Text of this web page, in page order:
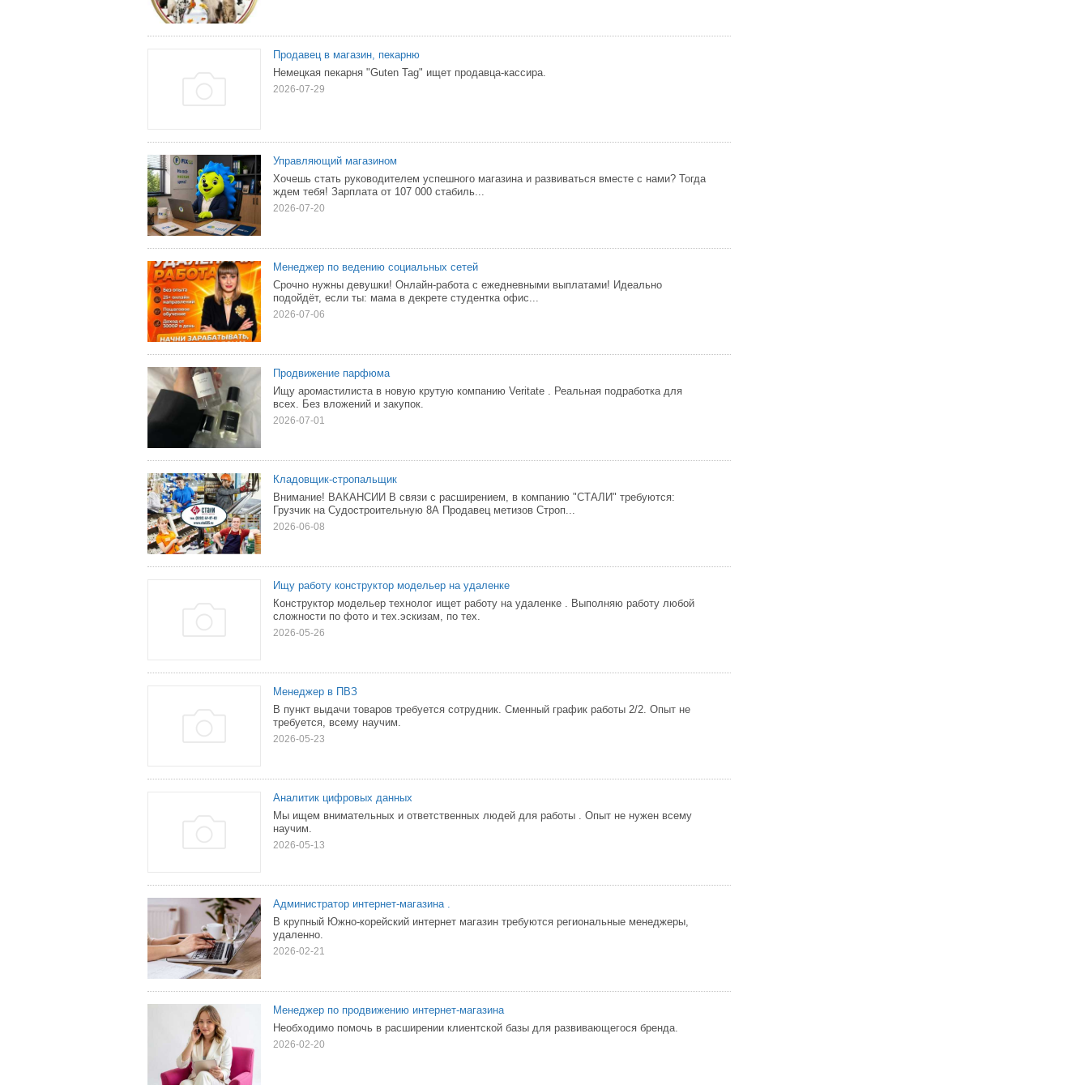
Продавец в магазин, пекарню
Немецкая пекарня "Gutеn Tag" ищет продавца-кассира.
2026-07-29
Управляющий магазином
Хочешь стать руководителем успешного магазина и развиваться вместе с нами? Тогда
ждем тебя! Зарплата от 107 000 стабиль...
2026-07-20
Менеджер по ведению социальных сетей
Срочно нужны девушки! Онлайн-работа с ежедневными выплатами! Идеально
подойдёт, если ты: мама в декрете студентка офис...
2026-07-06
Продвижение парфюма
Ищу аромастилиста в новую крутую компанию Veritate . Реальная подработка для
всех. Без вложений и закупок.
2026-07-01
Кладовщик-стропальщик
Внимание! ВАКАНСИИ В связи с расширением, в компанию "СТАЛИ" требуются:
Грузчик на Судостроительную 8А Продавец метизов Строп...
2026-06-08
Ищу работу конструктор модельер на удаленке
Конструктор модельер технолог ищет работу на удаленке . Выполняю работу любой
сложности по фото и тех.эскизам, по тех.
2026-05-26
Менеджер в ПВЗ
В пункт выдачи товаров требуется сотрудник. Сменный график работы 2/2. Опыт не
требуется, всему научим.
2026-05-23
Аналитик цифровых данных
Мы ищем внимательных и ответственных людей для работы . Опыт не нужен всему
научим.
2026-05-13
Администратор интернет-магазина .
В крупный Южно-корейский интернет магазин требуются региональные менеджеры,
удаленно.
2026-02-21
Менеджер по продвижению интернет-магазина
Необходимо помочь в расширении клиентской базы для развивающегося бренда.
2026-02-20